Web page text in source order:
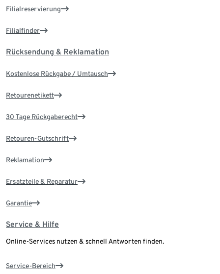
Filialreservierung
Filialfinder
Rücksendung & Reklamation
Kostenlose Rückgabe / Umtausch
Retourenetikett
30 Tage Rückgaberecht
Retouren-Gutschrift
Reklamation
Ersatzteile & Reparatur
Garantie
Service & Hilfe
Online-Services nutzen & schnell Antworten finden.
Service-Bereich